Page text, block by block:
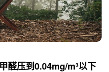
醛压到0.04mg/m³以下